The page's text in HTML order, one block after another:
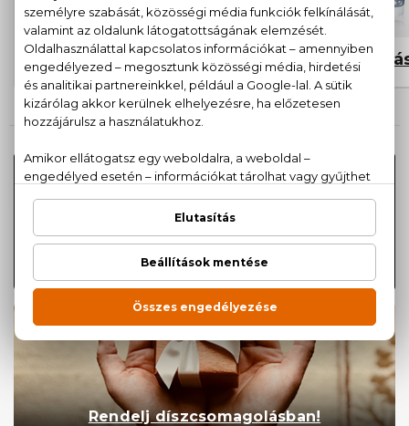
Kozmetikumok
Tudj meg többet a parfüm
szakkifejezésekről!
Rendelj díszcsomagolásban!